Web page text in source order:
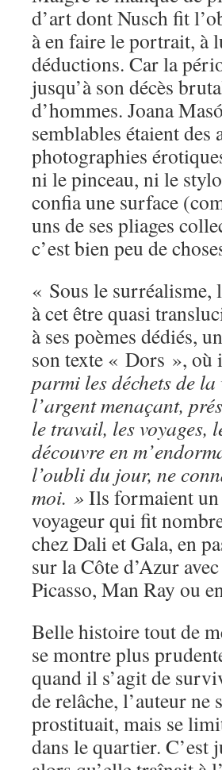
d’art dont Nusch fit
à en faire le portrait, à
déductions. Car la
jusqu’à son décès
d’hommes. Joana
semblables étaient des
photographies
ni le pinceau, ni le
confia une surface
uns de ses pliages
c’est bien peu de
« Sous le surréalisme,
à cet être quasi
à ses poèmes dédiés,
son texte « Dors », où
parmi les déchets de
l’argent menaçant,
le travail, les
découvre en
l’oubli du jour, ne
moi. » Ils formaient
voyageur qui fit
chez Dali et Gala, en
sur la Côte d’Azur
Picasso, Man Ray ou
Belle histoire tout de
se montre plus
quand il s’agit de
de relâche, l’auteur ne
prostituait, mais se
dans le quartier. C’est